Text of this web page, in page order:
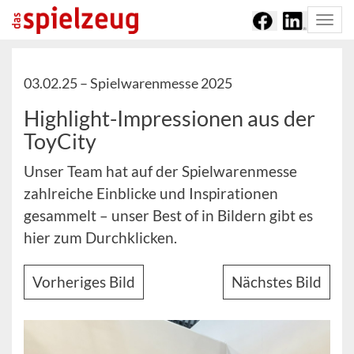
03.02.25 –Spielwarenmesse 2025
Highlight-Impressionen aus der
ToyCity
Unser Team hat auf der Spielwarenmesse
zahlreiche Einblicke und Inspirationen
gesammelt – unser Best of in Bildern gibt es
hier zum Durchklicken.
Vorheriges Bild Nächstes Bild